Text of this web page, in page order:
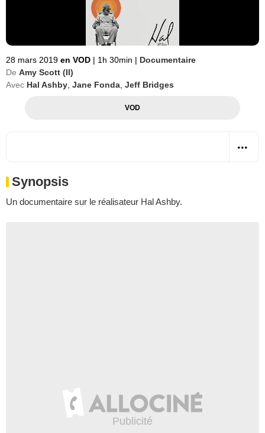
28 mars 2019 en VOD | 1h 30min | Documentaire
De Amy Scott (II)
Avec Hal Ashby Jane Fonda Jeff Bridges
VOD
Synopsis
Un documentaire sur le réalisateur Hal Ashby.